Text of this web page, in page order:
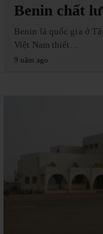
Benin chất
Benin là quốc gia ở
Việt Nam thiết…
9 năm ago